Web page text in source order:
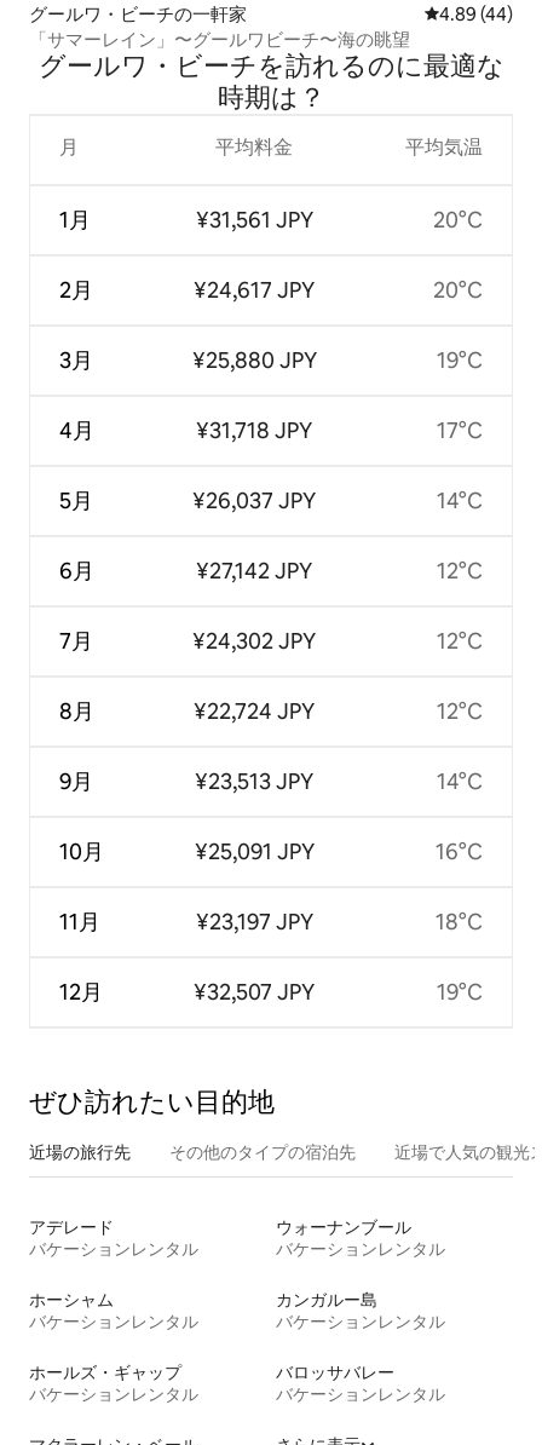
グールワ・ビーチの一軒家 レビュー44
4.89 (44)
「サマーレイン」〜グールワビーチ〜海の眺望
グールワ・ビーチを訪⁠れ⁠るの⁠に最⁠適⁠な
時⁠期⁠は⁠？
月
1月
2月
3月
4月
5月
6月
7月
8月
9月
10月
11月
12月
平均料金
¥31,561 JPY
¥24,617 JPY
¥25,880 JPY
¥31,718 JPY
¥26,037 JPY
¥27,142 JPY
¥24,302 JPY
¥22,724 JPY
¥23,513 JPY
¥25,091 JPY
¥23,197 JPY
¥32,507 JPY
平均気温
20°C
20°C
19°C
17°C
14°C
12°C
12°C
12°C
14°C
16°C
18°C
19°C
ぜひ訪⁠れ⁠た⁠い目⁠的⁠地
近場の旅行先 その他のタ⁠イ⁠プ⁠の宿⁠泊⁠先 近場で人気の観光
アデレード
バケーションレンタル
ウォーナンブール
バケーションレンタル
ホーシャム
バケーションレンタル
カンガルー島
バケーションレンタル
ホールズ・ギャップ
バケーションレンタル
バロッサバレー
バケーションレンタル